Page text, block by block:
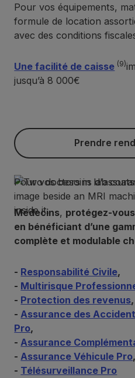
Pour vos équipements,
formule de location
avec des conditions
Une facilité de caisse (9)
jusqu’à 8 000€
Prendre rendez-vous
Prendre
Pour vos besoins
Médecins, protégez-
en bénéficiant d’une
complète et modulable
- Responsabilité Civile,
- Multirisque
- Protection des revenus,
- Assurance des
Pro,
- Assurance
- Assurance Véhicule Pro,
- Télésurveillance Pro